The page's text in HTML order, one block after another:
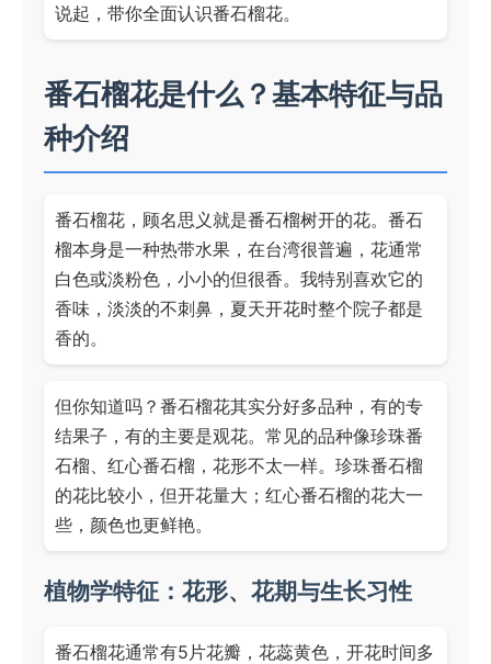
说起，带你全面认识番石榴花。
番石榴花是什么？基本特征与品
种介绍
番石榴花，顾名思义就是番石榴树开的花。番石
榴本身是一种热带水果，在台湾很普遍，花通常
白色或淡粉色，小小的但很香。我特别喜欢它的
香味，淡淡的不刺鼻，夏天开花时整个院子都是
香的。
但你知道吗？番石榴花其实分好多品种，有的专
结果子，有的主要是观花。常见的品种像珍珠番
石榴、红心番石榴，花形不太一样。珍珠番石榴
的花比较小，但开花量大；红心番石榴的花大一
些，颜色也更鲜艳。
植物学特征：花形、花期与生长习性
番石榴花通常有5片花瓣，花蕊黄色，开花时间多